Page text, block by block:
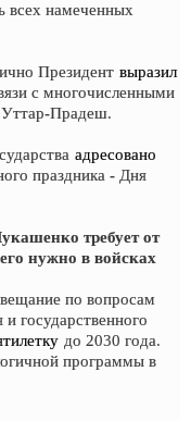
всех намеченных
Президент выразил
с многочисленными
Уттар-Прадеш.
адресовано
праздника - Дня
требует от
нужно в войсках
по вопросам
государственного
до 2030 года.
программы в